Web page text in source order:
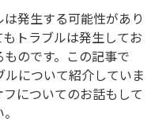
発生する可能性があり
トラブルは発生してお
のです。この記事で
について紹介していま
についてのお話もして